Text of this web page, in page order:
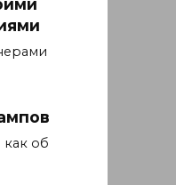
как об